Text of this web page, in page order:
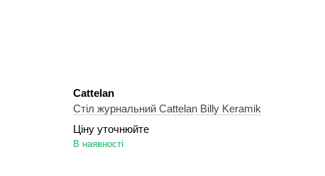
Cattelan
Cтіл журнальний Cattelan Billy Keramik
Ціну уточнюйте
В наявності